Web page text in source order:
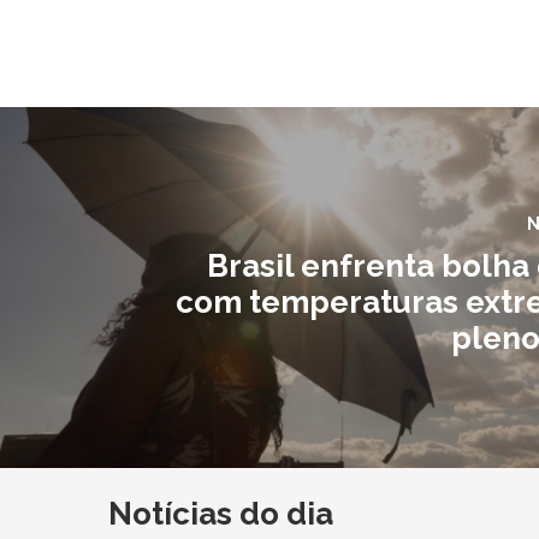
Brasil enfrenta bolha
com temperaturas
Notícias do dia